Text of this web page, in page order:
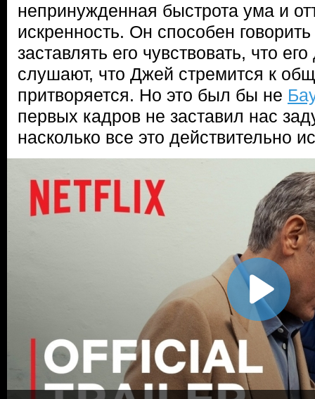
непринужденная быстрота ума и
искренность. Он способен
заставлять его чувствовать, что
слушают, что Джей стремится к
притворяется. Но это был бы не
первых кадров не заставил нас
насколько все это действительно